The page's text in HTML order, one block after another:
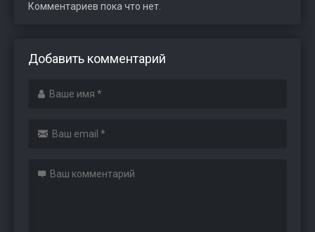
Комментариев пока что нет.
Добавить комментарий